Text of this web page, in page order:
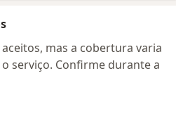
mas a cobertura varia
serviço. Confirme durante a